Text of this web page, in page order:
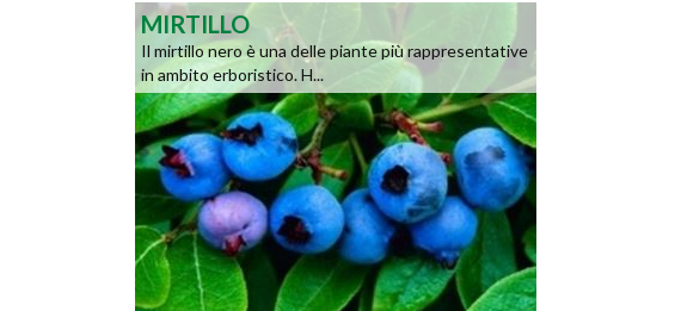
MIRTILLO
Il mirtillo nero è una delle piante più rappresentative
in ambito erboristico. H...